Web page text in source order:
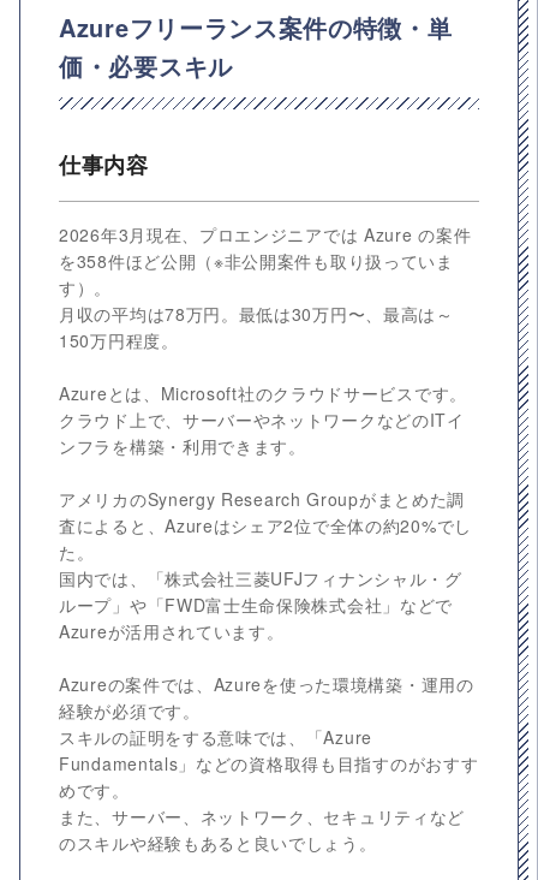
Azureフリーランス案件の特徴・単
価・必要スキル
仕事内容
2026年3月現在、プロエンジニアでは Azure の案件
を358件ほど公開（※非公開案件も取り扱っていま
す）。
月収の平均は78万円。最低は30万円〜、最高は～
150万円程度。
Azureとは、Microsoft社のクラウドサービスです。
クラウド上で、サーバーやネットワークなどのITイ
ンフラを構築・利用できます。
アメリカのSynergy Research Groupがまとめた調
査によると、Azureはシェア2位で全体の約20%でし
た。
国内では、「株式会社三菱UFJフィナンシャル・グ
ループ」や「FWD富士生命保険株式会社」などで
Azureが活用されています。
Azureの案件では、Azureを使った環境構築・運用の
経験が必須です。
スキルの証明をする意味では、「Azure
Fundamentals」などの資格取得も目指すのがおすす
めです。
また、サーバー、ネットワーク、セキュリティなど
のスキルや経験もあると良いでしょう。